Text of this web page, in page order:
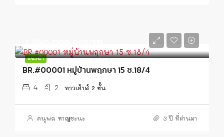
แนะนำ
BR.#00001 หมู่บ้านพฤกษา 15 ซ.18/4
4 2 ทาวเฮ้าส์ 2 ชั้น
ดนุพล หาญชะนะ 3 ปี ที่ผ่านมา